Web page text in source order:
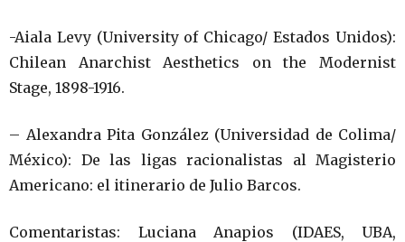
-Aiala Levy (University of Chicago/ Estados Unidos):
Chilean Anarchist Aesthetics on the Modernist
Stage, 1898-1916.
– Alexandra Pita González (Universidad de Colima/
México): De las ligas racionalistas al Magisterio
Americano: el itinerario de Julio Barcos.
Comentaristas: Luciana Anapios (IDAES, UBA,